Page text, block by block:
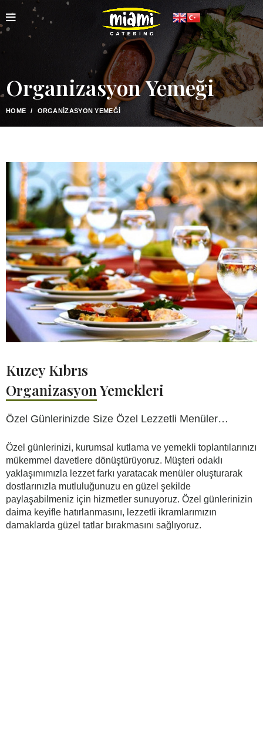
Organizasyon Yemeği
HOME ORGANIZASYON YEMEĞI
Kuzey Kıbrıs
OrganizasyonYemekleri
Özel Günlerinizde Size Özel Lezzetli Menüler…
Özel günlerinizi, kurumsal kutlama ve yemekli toplantılarınızı
mükemmel davetlere dönüştürüyoruz. Müşteri odaklı
yaklaşımımızla lezzet farkı yaratacak menüler oluşturarak
dostlarınızla mutluluğunuzu en güzel şekilde
paylaşabilmeniz için hizmetler sunuyoruz. Özel günlerinizin
daima keyifle hatırlanmasını, lezzetli ikramlarımızın
damaklarda güzel tatlar bırakmasını sağlıyoruz.